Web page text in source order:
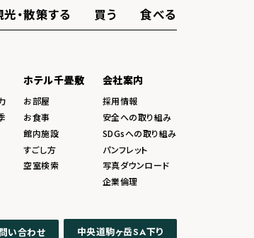
光・散策する 買う 食べる
ホテル千畳敷
お部屋
お食事
館内施設
すごし方
空室検索
会社案内
採用情報
安全への取り組み
SDGsへの取り組み
パンフレット
写真ダウンロード
企業倫理
い合わせ 中央道駒ヶ岳SA下り